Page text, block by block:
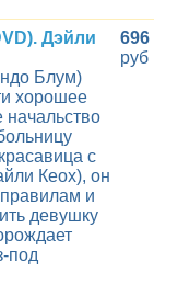
Дэйли
Блум)
хорошее
начальство
с
Кеох), он
правилам и
девушку
под
696
руб